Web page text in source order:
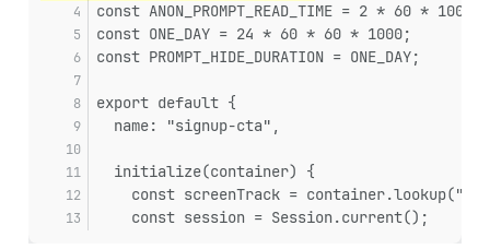
const ANON_PROMPT_READ_TIME = 2 * 60 * 1000;
const ONE_DAY = 24 * 60 * 60 * 1000;
const PROMPT_HIDE_DURATION = ONE_DAY;
export default {
  name: "signup-cta",
  initialize(container) {
const screenTrack =
    const session = Session.current();